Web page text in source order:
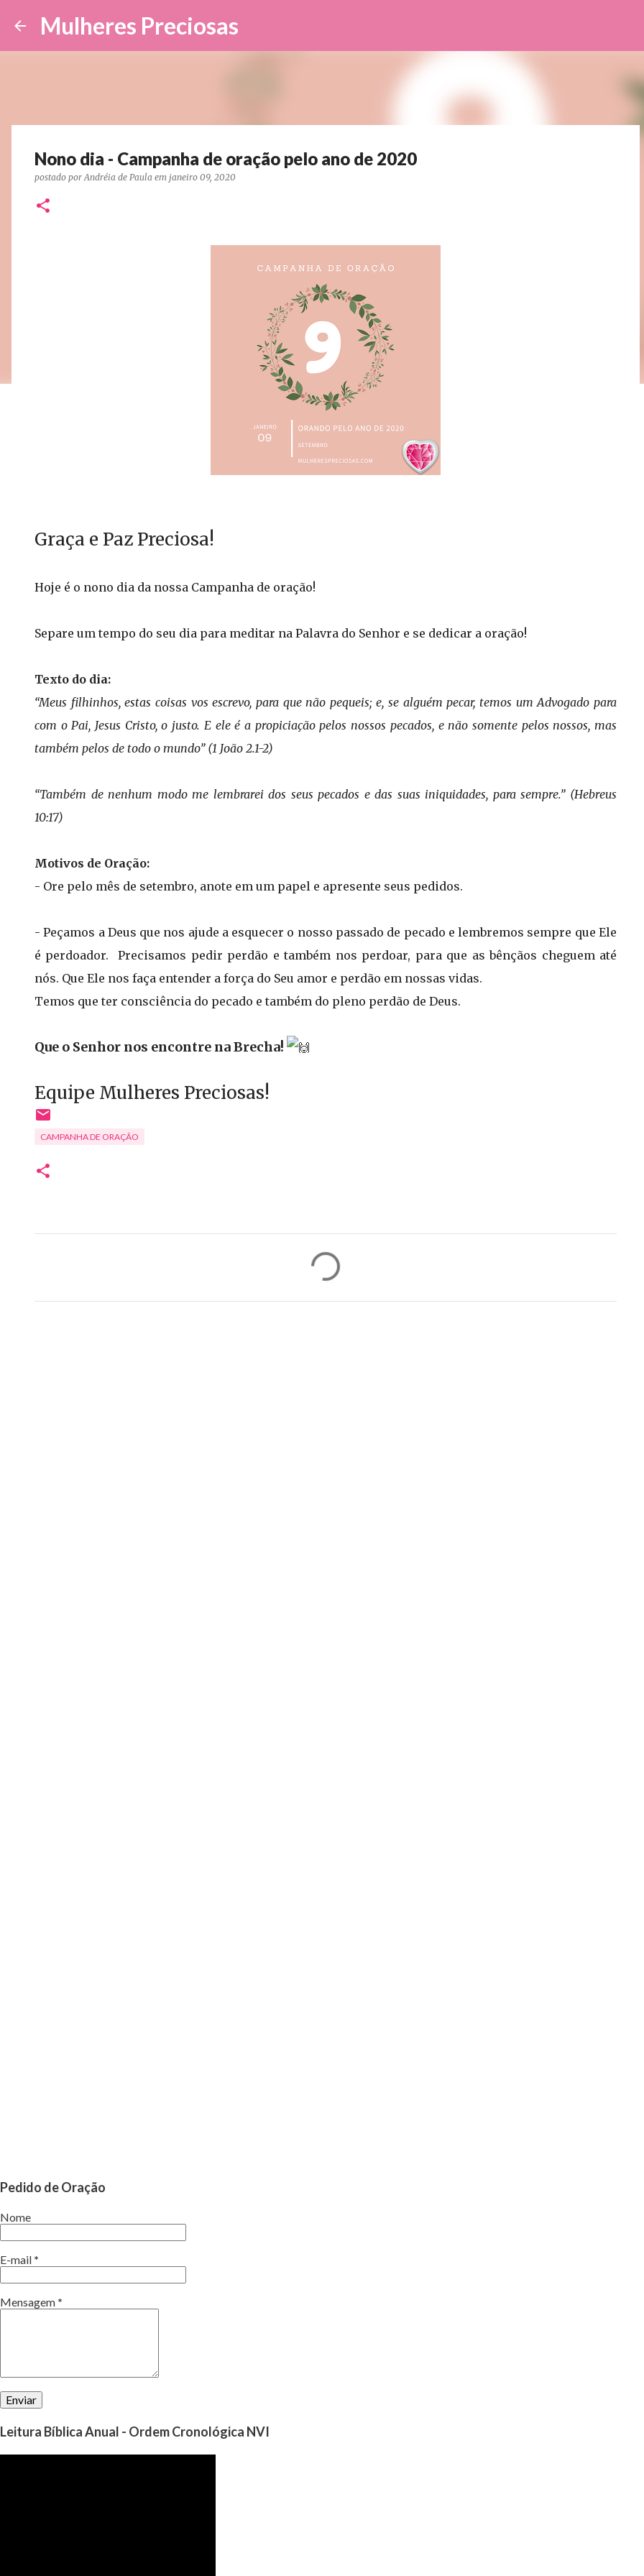
Mulheres Preciosas
Nono dia - Campanha de oração pelo ano de 2020
postado porAndréia de Paula em janeiro 09, 2020
Graça e Paz Preciosa!
Hoje é o nono dia da nossa Campanha de oração!
Separe um tempo do seu dia para meditar na Palavra do Senhor e se dedicar a oração!
Texto do dia:
“Meus filhinhos, estas coisas vos escrevo, para que não pequeis; e, se alguém pecar, temos um Advogado para
com o Pai, Jesus Cristo, o justo. E ele é a propiciação pelos nossos pecados, e não somente pelos nossos, mas
também pelos de todo o mundo” (1 João 2.1-2)
“Também de nenhum modo me lembrarei dos seus pecados e das suas iniquidades, para sempre.” (Hebreus
10:17)
Motivos de Oração:
- Ore pelo mês de setembro, anote em um papel e apresente seus pedidos.
- Peçamos a Deus que nos ajude a esquecer o nosso passado de pecado e lembremos sempre que Ele
é perdoador. Precisamos pedir perdão e também nos perdoar, para que as bênçãos cheguem até
nós. Que Ele nos faça entender a força do Seu amor e perdão em nossas vidas.
Temos que ter consciência do pecado e também do pleno perdão de Deus.
Que o Senhor nos encontre na Brecha!
Equipe Mulheres Preciosas!
CAMPANHA DE ORAÇÃO
Pedido de Oração
Nome
E-mail *
Mensagem *
Leitura Bíblica Anual - Ordem Cronológica NVI